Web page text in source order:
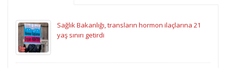
Sağlık Bakanlığı, transların hormon ilaçlarına 21
yaş sınırı getirdi